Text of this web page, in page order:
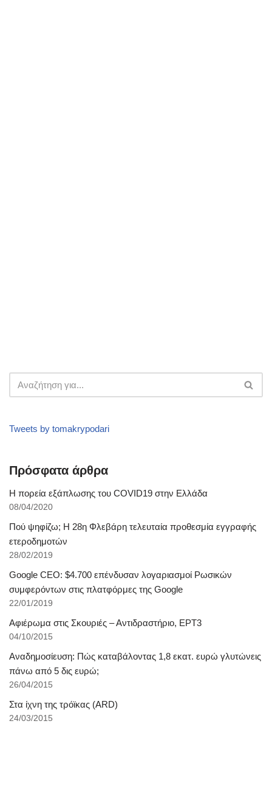
Tweets by tomakrypodari
Πρόσφατα άρθρα
Η πορεία εξάπλωσης του COVID19 στην Ελλάδα
08/04/2020
Πού ψηφίζω; Η 28η Φλεβάρη τελευταία προθεσμία εγγραφής
ετεροδημοτών
28/02/2019
Google CEO: $4.700 επένδυσαν λογαριασμοί Ρωσικών
συμφερόντων στις πλατφόρμες της Google
22/01/2019
Αφιέρωμα στις Σκουριές – Αντιδραστήριο, ΕΡΤ3
04/10/2015
Αναδημοσίευση: Πώς καταβάλοντας 1,8 εκατ. ευρώ γλυτώνεις
πάνω από 5 δις ευρώ;
26/04/2015
Στα ίχνη της τρόϊκας (ARD)
24/03/2015